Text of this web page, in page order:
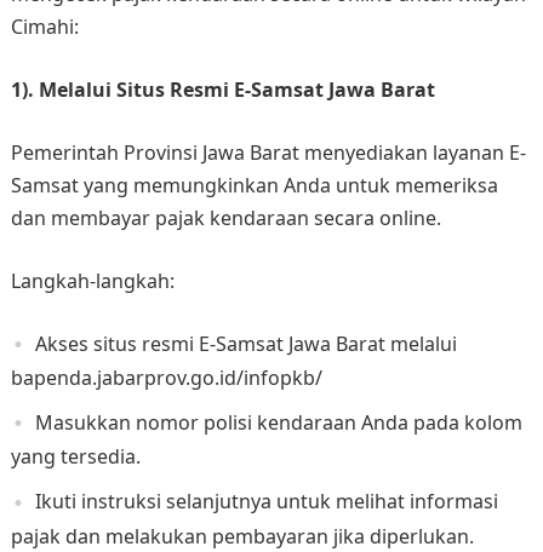
Cimahi:
1). Melalui Situs Resmi E-Samsat Jawa Barat
Pemerintah Provinsi Jawa Barat menyediakan layanan E-
Samsat yang memungkinkan Anda untuk memeriksa
dan membayar pajak kendaraan secara online.
Langkah-langkah:
Akses situs resmi E-Samsat Jawa Barat melalui
bapenda.jabarprov.go.id/infopkb/
Masukkan nomor polisi kendaraan Anda pada kolom
yang tersedia.
Ikuti instruksi selanjutnya untuk melihat informasi
pajak dan melakukan pembayaran jika diperlukan.